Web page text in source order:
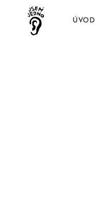
ÚVOD